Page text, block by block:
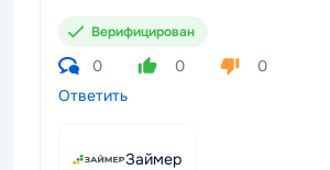
Верифицирован
0 0
0
Ответить
Займер